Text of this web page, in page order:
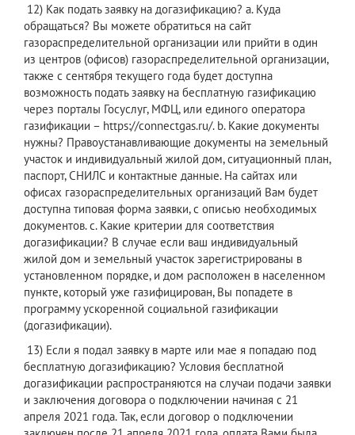
12) Как подать заявку на догазификацию? a. Куда
обращаться? Вы можете обратиться на сайт
газораспределительной организации или прийти в один
из центров (офисов) газораспределительной организации,
также с сентября текущего года будет доступна
возможность подать заявку на бесплатную газификацию
через порталы Госуслуг, МФЦ, или единого оператора
газификации – https://connectgas.ru/. b. Какие документы
нужны? Правоустанавливающие документы на земельный
участок и индивидуальный жилой дом, ситуационный план,
паспорт, СНИЛС и контактные данные. На сайтах или
офисах газораспределительных организаций Вам будет
доступна типовая форма заявки, с описью необходимых
документов. c. Какие критерии для соответствия
догазификации? В случае если ваш индивидуальный
жилой дом и земельный участок зарегистрированы в
установленном порядке, и дом расположен в населенном
пункте, который уже газифицирован, Вы попадете в
программу ускоренной социальной газификации
(догазификации).
13) Если я подал заявку в марте или мае я попадаю под
бесплатную догазификацию? Условия бесплатной
догазификации распространяются на случаи подачи заявки
и заключения договора о подключении начиная с 21
апреля 2021 года. Так, если договор о подключении